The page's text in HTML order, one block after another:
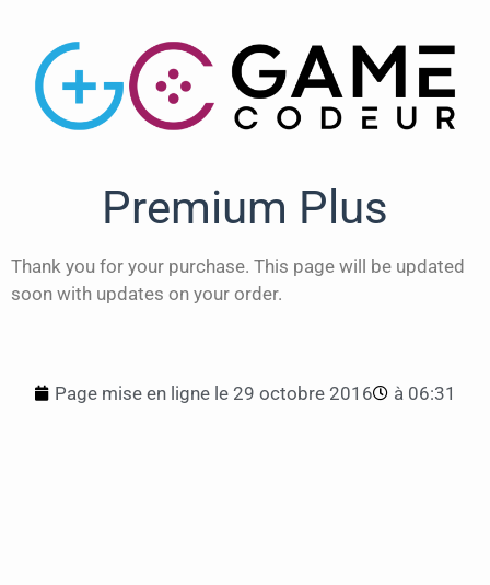
Premium Plus
Thank you for your purchase. This page will be updated
soon with updates on your order.
Page mise en ligne le 29 octobre 2016 à 06:31